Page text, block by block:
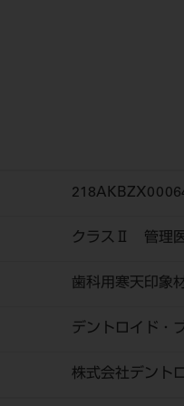
クラスⅡ 管理
歯科用寒天印象
デントロイド・
株式会社デント